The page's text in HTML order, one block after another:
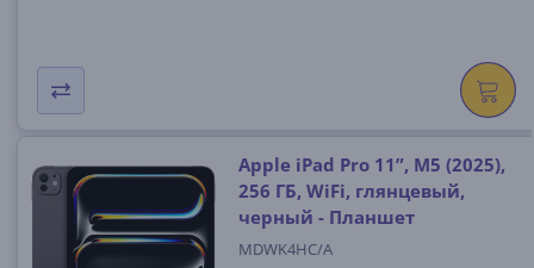
Apple iPad Pro 11”, M5 (2025),
256 ГБ, WiFi, глянцевый,
черный - Планшет
MDWK4HC/A